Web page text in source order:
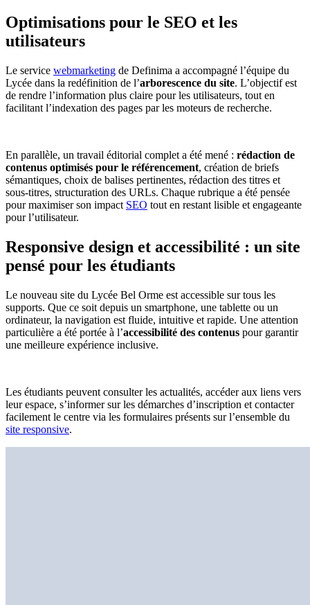
Optimisations pour le SEO et les
utilisateurs
Le service webmarketing de Definima a accompagné l’équipe du
Lycée dans la redéfinition de l’arborescence du site. L’objectif est
de rendre l’information plus claire pour les utilisateurs, tout en
facilitant l’indexation des pages par les moteurs de recherche.
En parallèle, un travail éditorial complet a été mené : rédaction de
contenus optimisés pour le référencement, création de briefs
sémantiques, choix de balises pertinentes, rédaction des titres et
sous-titres, structuration des URLs. Chaque rubrique a été pensée
pour maximiser son impact SEO tout en restant lisible et engageante
pour l’utilisateur.
Responsive design et accessibilité : un site
pensé pour les étudiants
Le nouveau site du Lycée Bel Orme est accessible sur tous les
supports. Que ce soit depuis un smartphone, une tablette ou un
ordinateur, la navigation est fluide, intuitive et rapide. Une attention
particulière a été portée à l’accessibilité des contenus pour garantir
une meilleure expérience inclusive.
Les étudiants peuvent consulter les actualités, accéder aux liens vers
leur espace, s’informer sur les démarches d’inscription et contacter
facilement le centre via les formulaires présents sur l’ensemble du
site responsive.